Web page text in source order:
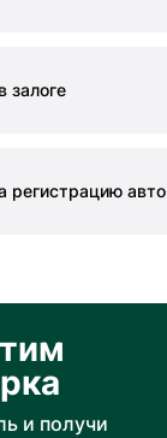
в залоге
регистрацию авто
и получи